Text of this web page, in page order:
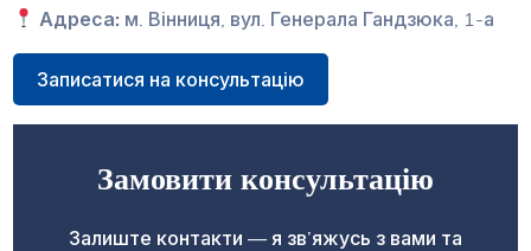
Адреса: м. Вінниця, вул. Генерала Гандзюка, 1-а
Записатися на консультацію
Замовити консультацію
Залиште контакти — я зв’яжусь з вами та